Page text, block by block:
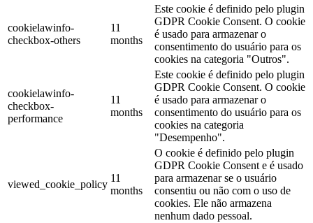
cookielawinfo-
checkbox-others
11
months
Este cookie é definido pelo plugin
GDPR Cookie Consent. O cookie
é usado para armazenar o
consentimento do usuário para os
cookies na categoria "Outros".
cookielawinfo-
checkbox-
performance
11
months
Este cookie é definido pelo plugin
GDPR Cookie Consent. O cookie
é usado para armazenar o
consentimento do usuário para os
cookies na categoria
"Desempenho".
viewed_cookie_policy
11
months
O cookie é definido pelo plugin
GDPR Cookie Consent e é usado
para armazenar se o usuário
consentiu ou não com o uso de
cookies. Ele não armazena
nenhum dado pessoal.